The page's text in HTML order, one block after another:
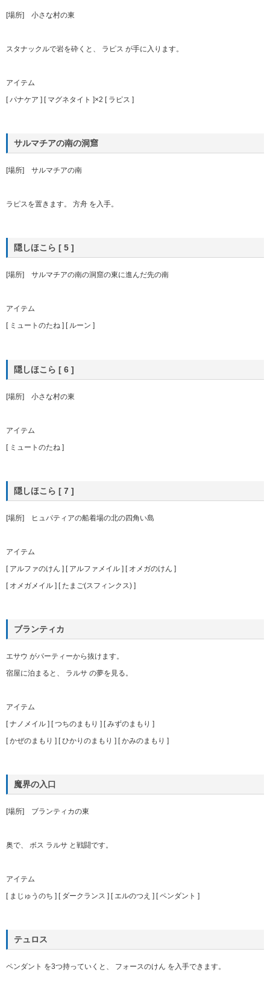
[場所] 小さな村の東
スタナックルで岩を砕くと、 ラピス が手に入ります。
アイテム
[ パナケア ] [ マグネタイト ]×2 [ ラピス ]
サルマチアの南の洞窟
[場所] サルマチアの南
ラピスを置きます。 方舟 を入手。
隠しほこら [ 5 ]
[場所] サルマチアの南の洞窟の東に進んだ先の南
アイテム
[ ミュートのたね ] [ ルーン ]
隠しほこら [ 6 ]
[場所] 小さな村の東
アイテム
[ ミュートのたね ]
隠しほこら [ 7 ]
[場所] ヒュパティアの船着場の北の四角い島
アイテム
[ アルファのけん ] [ アルファメイル ] [ オメガのけん ]
[ オメガメイル ] [ たまご(スフィンクス) ]
ブランティカ
エサウ がパーティーから抜けます。
宿屋に泊まると、 ラルサ の夢を見る。
アイテム
[ ナノメイル ] [ つちのまもり ] [ みずのまもり ]
[ かぜのまもり ] [ ひかりのまもり ] [ かみのまもり ]
魔界の入口
[場所] ブランティカの東
奥で、 ボス ラルサ と戦闘です。
アイテム
[ まじゅうのち ] [ ダークランス ] [ エルのつえ ] [ ペンダント ]
テュロス
ペンダント を3つ持っていくと、 フォースのけん を入手できます。